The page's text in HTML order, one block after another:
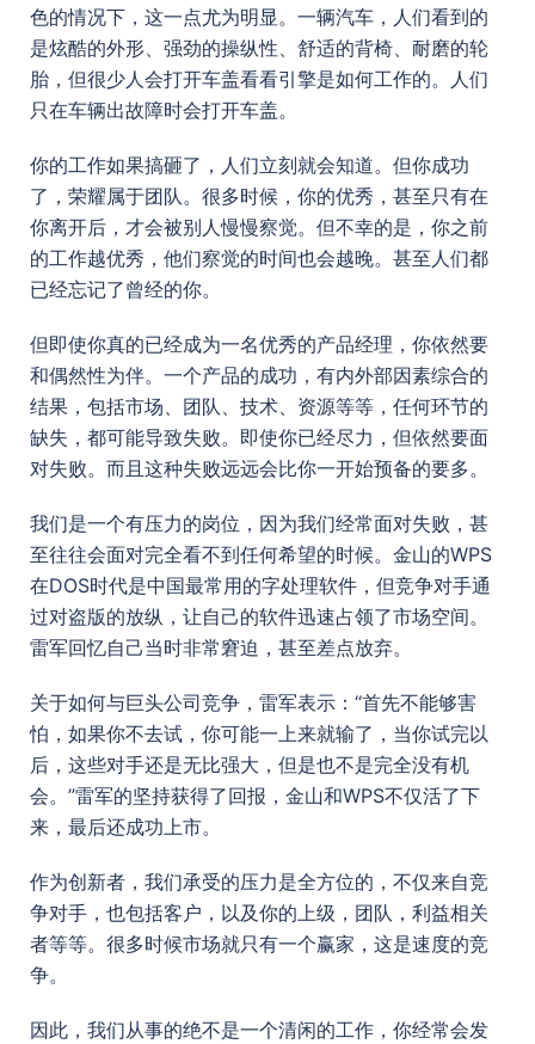
色的情况下，这一点尤为明显。一辆汽车，人们看到的
是炫酷的外形、强劲的操纵性、舒适的背椅、耐磨的轮
胎，但很少人会打开车盖看看引擎是如何工作的。人们
只在车辆出故障时会打开车盖。
你的工作如果搞砸了，人们立刻就会知道。但你成功
了，荣耀属于团队。很多时候，你的优秀，甚至只有在
你离开后，才会被别人慢慢察觉。但不幸的是，你之前
的工作越优秀，他们察觉的时间也会越晚。甚至人们都
已经忘记了曾经的你。
但即使你真的已经成为一名优秀的产品经理，你依然要
和偶然性为伴。一个产品的成功，有内外部因素综合的
结果，包括市场、团队、技术、资源等等，任何环节的
缺失，都可能导致失败。即使你已经尽力，但依然要面
对失败。而且这种失败远远会比你一开始预备的要多。
我们是一个有压力的岗位，因为我们经常面对失败，甚
至往往会面对完全看不到任何希望的时候。金山的WPS
在DOS时代是中国最常用的字处理软件，但竞争对手通
过对盗版的放纵，让自己的软件迅速占领了市场空间。
雷军回忆自己当时非常窘迫，甚至差点放弃。
关于如何与巨头公司竞争，雷军表示：“首先不能够害
怕，如果你不去试，你可能一上来就输了，当你试完以
后，这些对手还是无比强大，但是也不是完全没有机
会。”雷军的坚持获得了回报，金山和WPS不仅活了下
来，最后还成功上市。
作为创新者，我们承受的压力是全方位的，不仅来自竞
争对手，也包括客户，以及你的上级，团队，利益相关
者等等。很多时候市场就只有一个赢家，这是速度的竞
争。
因此，我们从事的绝不是一个清闲的工作，你经常会发